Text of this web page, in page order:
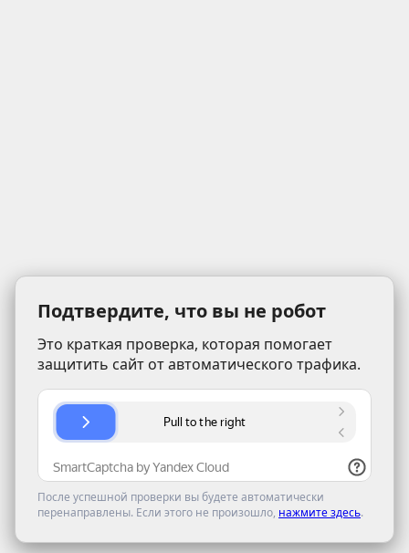
Подтвердите, что вы не робот
Это краткая проверка, которая помогает
защитить сайт от автоматического трафика.
После успешной проверки вы будете автоматически
перенаправлены. Если этого не произошло, нажмите здесь.